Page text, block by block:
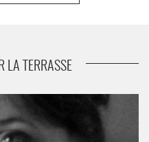
Pagnol
LA TERRASSE
là-bas pour aller ici ? de
- Critique sortie Avignon /